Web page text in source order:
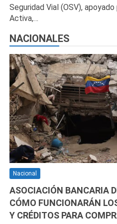
Seguridad Vial (OSV), apoyado
Activa,…
NACIONALES
Nacional
ASOCIACIÓN BANCARIA
CÓMO FUNCIONARÁN
Y CRÉDITOS PARA